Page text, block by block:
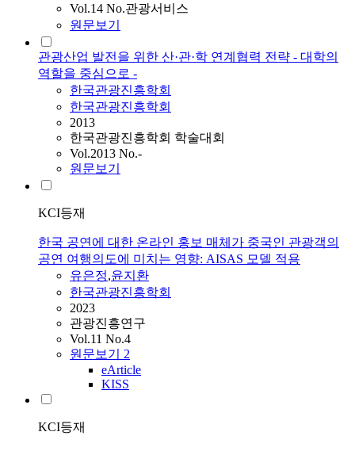
Vol.14 No.관광서비스
원문보기
관광산업 발전을 위한 산·관·학 연계협력 전략 - 대학의
역할을 중심으로 -
한국관광진흥학회
한국관광진흥학회
2013
한국관광진흥학회 학술대회
Vol.2013 No.-
원문보기
KCI등재
한국 공연에 대한 온라인 홍보 매체가 중국인 관광객의
공연 여행의도에 미치는 영향: AISAS 모델 적용
유은정,윤지환
한국관광진흥학회
2023
관광진흥연구
Vol.11 No.4
원문보기 2
eArticle
KISS
KCI등재